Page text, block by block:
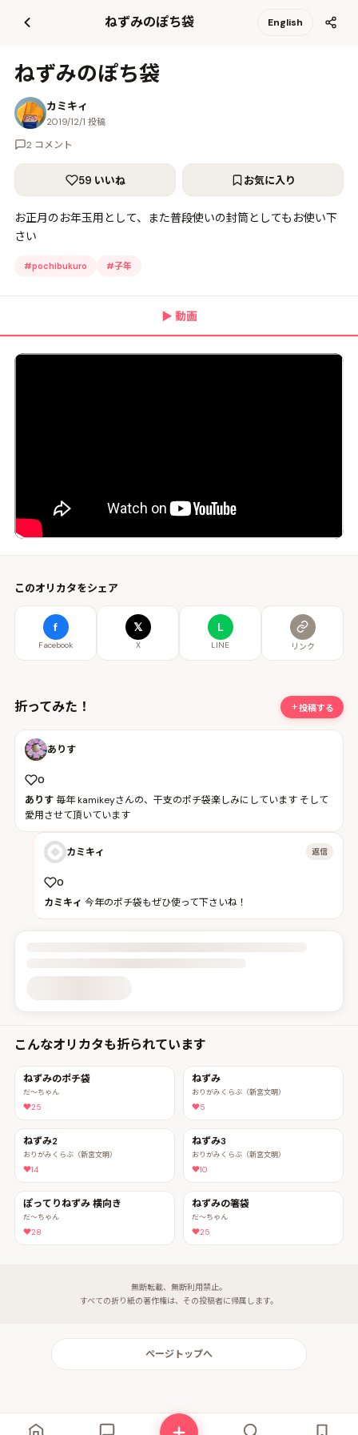
ねずみのぽち袋 English
ねずみのぽち袋
カミキィ
2019/12/1 投稿
2 コメント
59 いいね お気に入り
お正月のお年玉用として、また普段使いの封筒としてもお使い下
さい
#pochibukuro #子年
▶ 動画
このオリカタをシェア
f
Facebook
𝕏
X
L
LINE リンク
折ってみた！ 投稿する
ありす
0
ありす 毎年 kamikeyさんの、干支のポチ袋楽しみにしています そして
愛用させて頂いています
カミキィ 返信
0
カミキィ 今年のポチ袋もぜひ使って下さいね！
投稿詳細を読み込んでいます
こんなオリカタも折られています
ねずみのポチ袋
だ〜ちゃん
25
ねずみ
おりがみくらぶ（新宮文明）
5
ねずみ2
おりがみくらぶ（新宮文明）
14
ねずみ3
おりがみくらぶ（新宮文明）
10
ぽってりねずみ 横向き
だ〜ちゃん
28
ねずみの箸袋
だ〜ちゃん
25
無断転載、無断利用禁止。
すべての折り紙の著作権は、その投稿者に帰属します。
ページトップへ